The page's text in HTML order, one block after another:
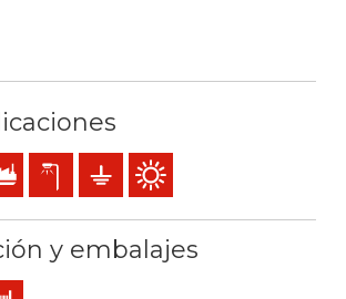
de la llama
y acometidas
industrialAlumbrado exterior
Puesta a tierraUso exterior
y embalajes